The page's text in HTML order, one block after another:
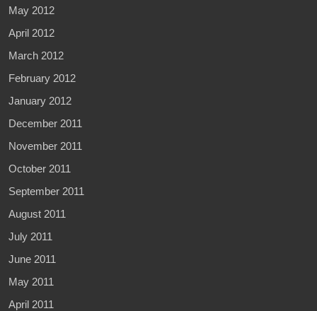
May 2012
April 2012
March 2012
February 2012
January 2012
December 2011
November 2011
October 2011
September 2011
August 2011
July 2011
June 2011
May 2011
April 2011